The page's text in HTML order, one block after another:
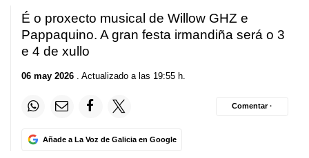
É o proxecto musical de Willow GHZ e
Pappaquino. A gran festa irmandiña será o 3
e 4 de xullo
06 may 2026 . Actualizado a las 19:55 h.
Añade a La Voz de Galicia en Google
Comentar ·